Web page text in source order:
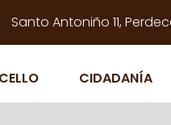
Santo Antoniño 11,
CIDADANÍA